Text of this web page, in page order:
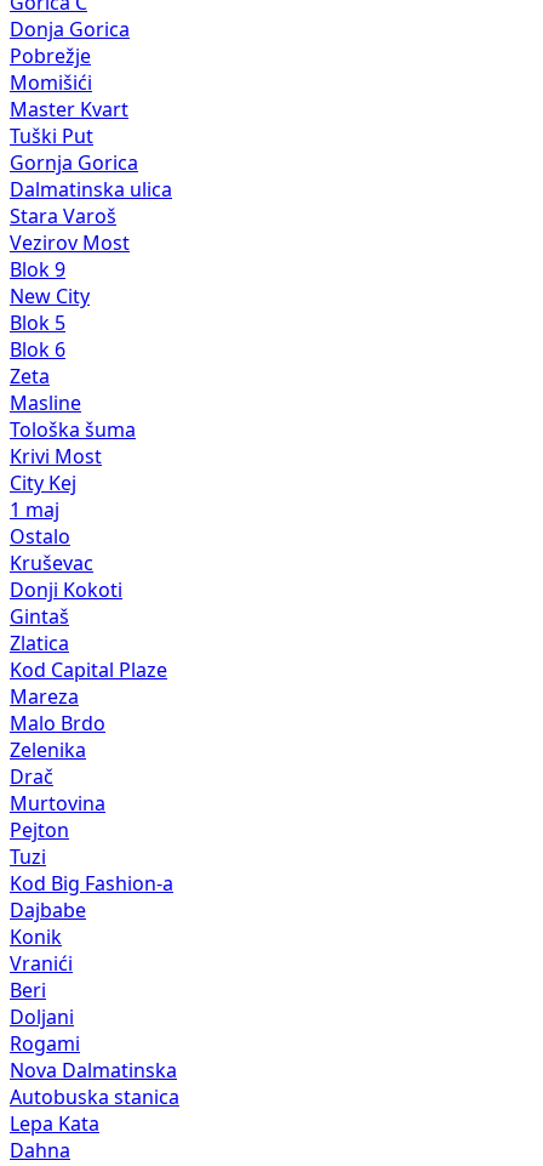
Donja Gorica
Pobrežje
Momišići
Master Kvart
Tuški Put
Gornja Gorica
Dalmatinska ulica
Stara Varoš
Vezirov Most
Blok 9
New City
Blok 5
Blok 6
Zeta
Masline
Tološka šuma
Krivi Most
City Kej
1 maj
Ostalo
Kruševac
Donji Kokoti
Gintaš
Zlatica
Kod Capital Plaze
Mareza
Malo Brdo
Zelenika
Drač
Murtovina
Pejton
Tuzi
Kod Big Fashion-a
Dajbabe
Konik
Vranići
Beri
Doljani
Rogami
Nova Dalmatinska
Autobuska stanica
Lepa Kata
Dahna